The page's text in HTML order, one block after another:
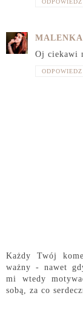
ODPOWIEDZ
MALENKA
Oj ciekawi
ODPOWIEDZ
Każdy Twój
ważny - nawet
mi wtedy
sobą, za co